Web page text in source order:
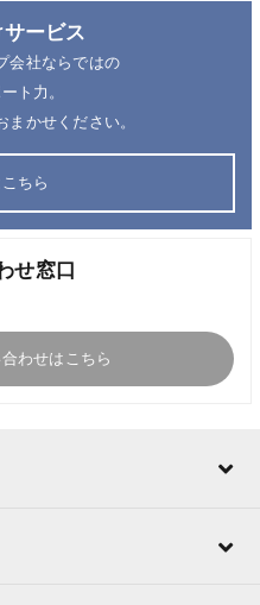
ービス
会社ならではの
ト力。
まかせください。
ちら
せ窓口
わせはこちら